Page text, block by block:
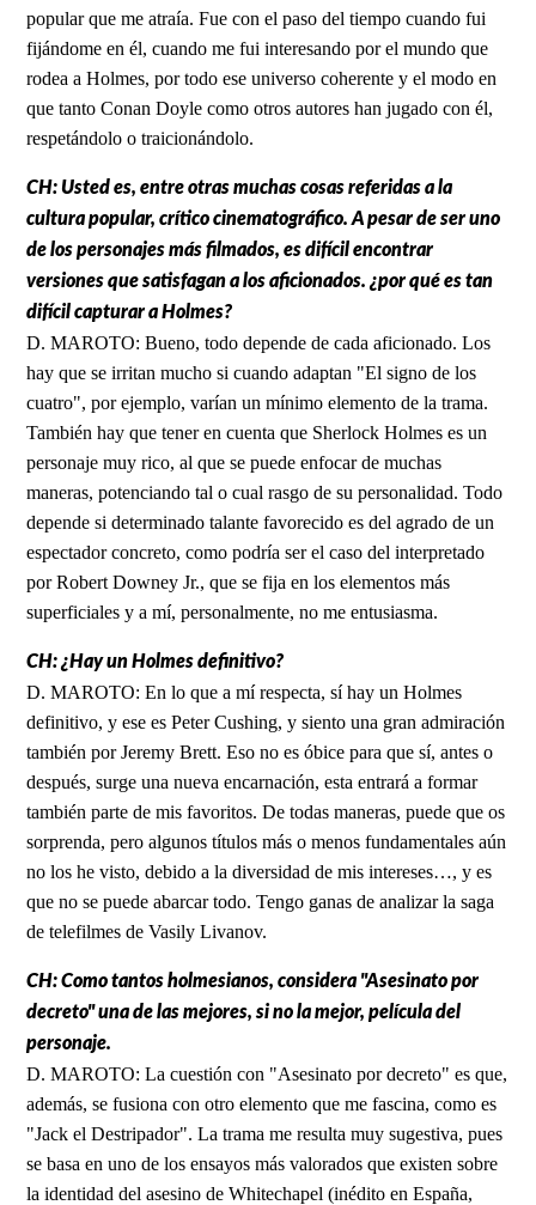
popular que me atraía. Fue con el paso del tiempo cuando fui
fijándome en él, cuando me fui interesando por el mundo que
rodea a Holmes, por todo ese universo coherente y el modo en
que tanto Conan Doyle como otros autores han jugado con él,
respetándolo o traicionándolo.
CH: Usted es, entre otras muchas cosas referidas a la
cultura popular, crítico cinematográfico. A pesar de ser uno
de los personajes más filmados, es difícil encontrar
versiones que satisfagan a los aficionados. ¿por qué es tan
difícil capturar a Holmes?
D. MAROTO: Bueno, todo depende de cada aficionado. Los
hay que se irritan mucho si cuando adaptan "El signo de los
cuatro", por ejemplo, varían un mínimo elemento de la trama.
También hay que tener en cuenta que Sherlock Holmes es un
personaje muy rico, al que se puede enfocar de muchas
maneras, potenciando tal o cual rasgo de su personalidad. Todo
depende si determinado talante favorecido es del agrado de un
espectador concreto, como podría ser el caso del interpretado
por Robert Downey Jr., que se fija en los elementos más
superficiales y a mí, personalmente, no me entusiasma.
CH: ¿Hay un Holmes definitivo?
D. MAROTO: En lo que a mí respecta, sí hay un Holmes
definitivo, y ese es Peter Cushing, y siento una gran admiración
también por Jeremy Brett. Eso no es óbice para que sí, antes o
después, surge una nueva encarnación, esta entrará a formar
también parte de mis favoritos. De todas maneras, puede que os
sorprenda, pero algunos títulos más o menos fundamentales aún
no los he visto, debido a la diversidad de mis intereses…, y es
que no se puede abarcar todo. Tengo ganas de analizar la saga
de telefilmes de Vasily Livanov.
CH: Como tantos holmesianos, considera "Asesinato por
decreto" una de las mejores, si no la mejor, película del
personaje.
D. MAROTO: La cuestión con "Asesinato por decreto" es que,
además, se fusiona con otro elemento que me fascina, como es
"Jack el Destripador". La trama me resulta muy sugestiva, pues
se basa en uno de los ensayos más valorados que existen sobre
la identidad del asesino de Whitechapel (inédito en España,